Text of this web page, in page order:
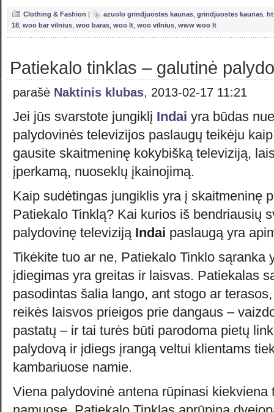
Clothing & Fashion | azuolo grindjuostes kaunas grindjuostes kaunas
18 woo bar vilnius woo baras woo lt woo vilnius www woo lt
Patiekalo tinklas – galutinė
parašė Naktinis klubas, 2013-02-17 11:21
Jei jūs svarstote jungiklį Indai yra būdas
palydovinės televizijos paslaugų teikėju
gausite skaitmeninę kokybišką televiziją,
įperkamą, nuoseklų įkainojimą.
Kaip sudėtingas jungiklis yra į skaitmeninę
Patiekalo Tinklą? Kai kurios iš bendriausių
palydovinę televiziją Indai paslaugą yra
Tikėkite tuo ar ne, Patiekalo Tinklo sąranka
įdiegimas yra greitas ir laisvas. Patiekalas
pasodintas šalia lango, ant stogo ar
reikės laisvos prieigos prie dangaus –
pastatų – ir tai turės būti parodoma pietų
palydovą ir įdiegs įrangą veltui klientams
kambariuose namie.
Viena palydovinė antena rūpinasi kiekviena